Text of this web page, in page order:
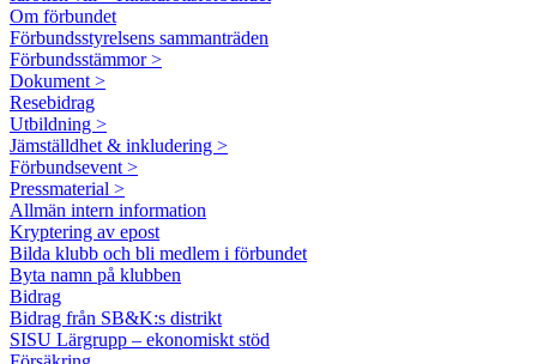
Om förbundet
Förbundsstyrelsens sammanträden
Förbundsstämmor >
Dokument >
Resebidrag
Utbildning >
Jämställdhet & inkludering >
Förbundsevent >
Pressmaterial >
Allmän intern information
Kryptering av epost
Bilda klubb och bli medlem i förbundet
Byta namn på klubben
Bidrag
Bidrag från SB&K:s distrikt
SISU Lärgrupp – ekonomiskt stöd